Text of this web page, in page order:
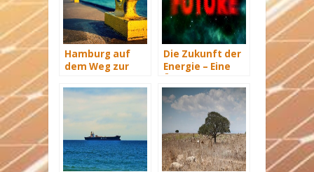
Hamburg auf
dem Weg zur
Hauptstadt
Die Zukunft der
Energie – Eine